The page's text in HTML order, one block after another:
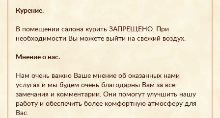
Курение.
В помещении салона курить ЗАПРЕЩЕНО. При
необходимости Вы можете выйти на свежий воздух.
Мнение о нас.
Нам очень важно Ваше мнение об оказанных нами
услугах и мы будем очень благодарны Вам за все
замечания и комментарии. Они помогут улучшить нашу
работу и обеспечить более комфортную атмосферу для
Вас.